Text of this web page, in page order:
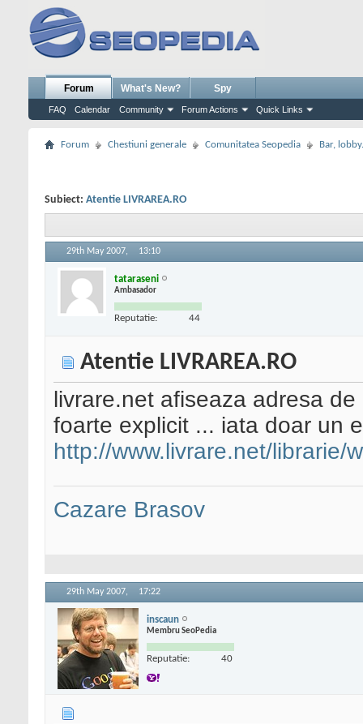
Forum
FAQ Calendar Community Forum Actions Quick Links
What's New? Spy
Forum Chestiuni generale Comunitatea Seopedia Bar,
Subiect: Atentie LIVRAREA.RO
29th May 2007, 13:10
tataraseni
Ambasador
Reputatie: 44
Atentie LIVRAREA.RO
livrare.net afiseaza adresa
foarte explicit ... iata doar un
http://www.livrare.net/librarie/
Cazare Brasov
29th May 2007, 17:22
inscaun
Membru SeoPedia
Reputatie: 40